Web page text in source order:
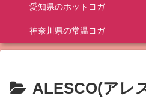
愛知県のホットヨガ
神奈川県の常温ヨガ
ALESCO(アレ